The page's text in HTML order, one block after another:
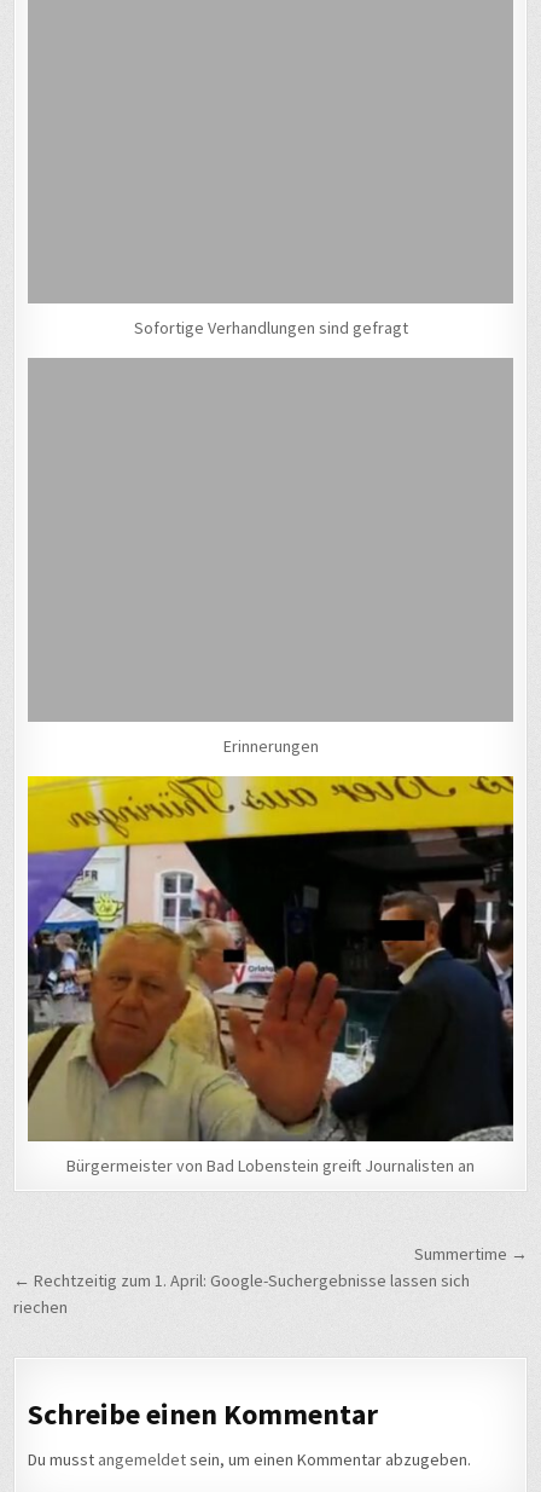
Sofortige Verhandlungen sind gefragt
Erinnerungen
Bürgermeister von Bad Lobenstein greift Journalisten an
Summertime →
← Rechtzeitig zum 1. April: Google-Suchergebnisse lassen sich
riechen
Schreibe einen Kommentar
Du musst angemeldetsein, um einen Kommentar abzugeben.